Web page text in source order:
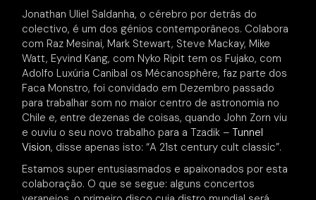
Jonathan Uliel Saldanha, o cérebro por detrás do
colectivo, é um dos génios contemporâneos. Colabora
com Raz Mesinai, Mark Stewart, Steve Mackay, Mike
Watt, Eyvind Kang, com Nyko Ripit tem os Fujako, com
Adolfo Luxúria Canibal os Mécanosphère, faz parte dos
Faca Monstro, foi convidado em Dezembro passado
para trabalhar som no maior centro de astronomia no
Chile e, entre dezenas de coisas, quando John Zorn viu
e ouviu o seu novo trabalho para a Tzadik –Tunnel
Vision, disse apenas isto: “A 21st century cult classic”.
Estamos super entusiasmados e apaixonados por esta
colaboração. O que se segue: alguns concertos